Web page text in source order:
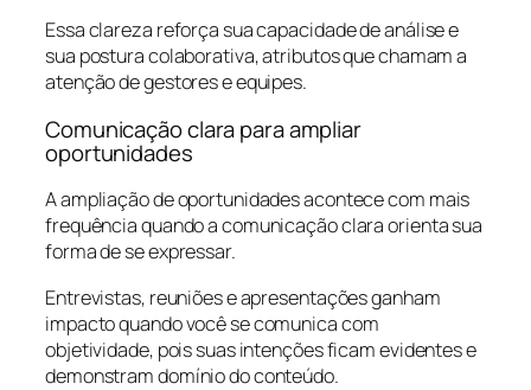
Essa clareza reforça sua capacidade de análise e
sua postura colaborativa, atributos que chamam a
atenção de gestores e equipes.
Comunicação clara para ampliar
oportunidades
A ampliação de oportunidades acontece com mais
frequência quando a comunicação clara orienta sua
forma de se expressar.
Entrevistas, reuniões e apresentações ganham
impacto quando você se comunica com
objetividade, pois suas intenções ficam evidentes e
demonstram domínio do conteúdo.